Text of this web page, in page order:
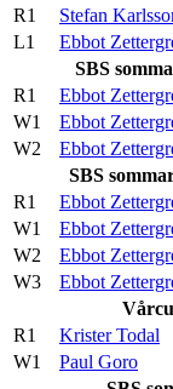
R1
Stefan
L1
Ebbot
SBS
R1
Ebbot
W1
Ebbot
W2
Ebbot
SBS
R1
Ebbot
W1
Ebbot
W2
Ebbot
W3
Ebbot
R1
Krister Todal
W1
Paul Goro